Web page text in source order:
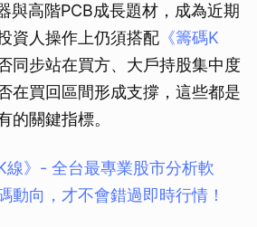
與高階PCB成長題材，成為近期
資人操作上仍須搭配 《籌碼K
同步站在買方、大戶持股集中度
在買回區間形成支撐，這些都是
的關鍵指標。
線》- 全台最專業股市分析軟
動向，才不會錯過即時行情！